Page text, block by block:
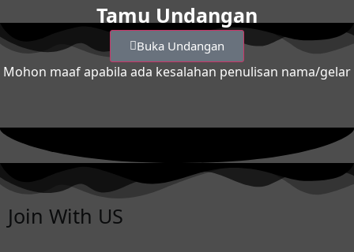
Tamu Undangan
Buka Undangan
Mohon maaf apabila ada kesalahan penulisan nama/gelar
Join With US